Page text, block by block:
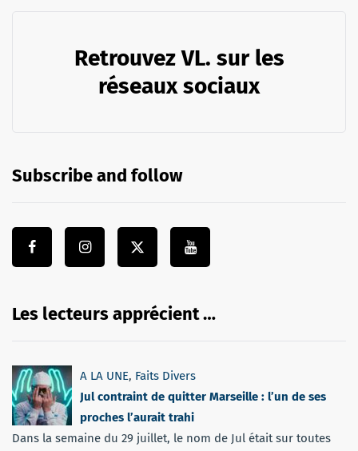
Retrouvez VL. sur les
réseaux sociaux
Subscribe and follow
Les lecteurs apprécient …
A LA UNE, Faits Divers
Jul contraint de quitter Marseille : l’un de ses
proches l’aurait trahi
Dans la semaine du 29 juillet, le nom de Jul était sur toutes